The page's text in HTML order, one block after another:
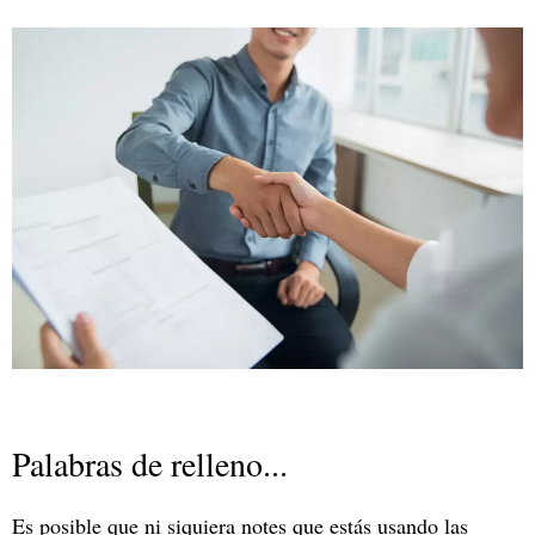
Palabras de relleno...
Es posible que ni siquiera notes que estás usando las